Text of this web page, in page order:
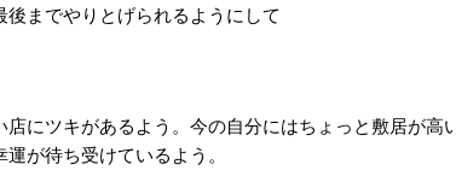
後までやりとげられるようにして
店にツキがあるよう。今の自分にはちょっと敷居が高
が待ち受けているよう。